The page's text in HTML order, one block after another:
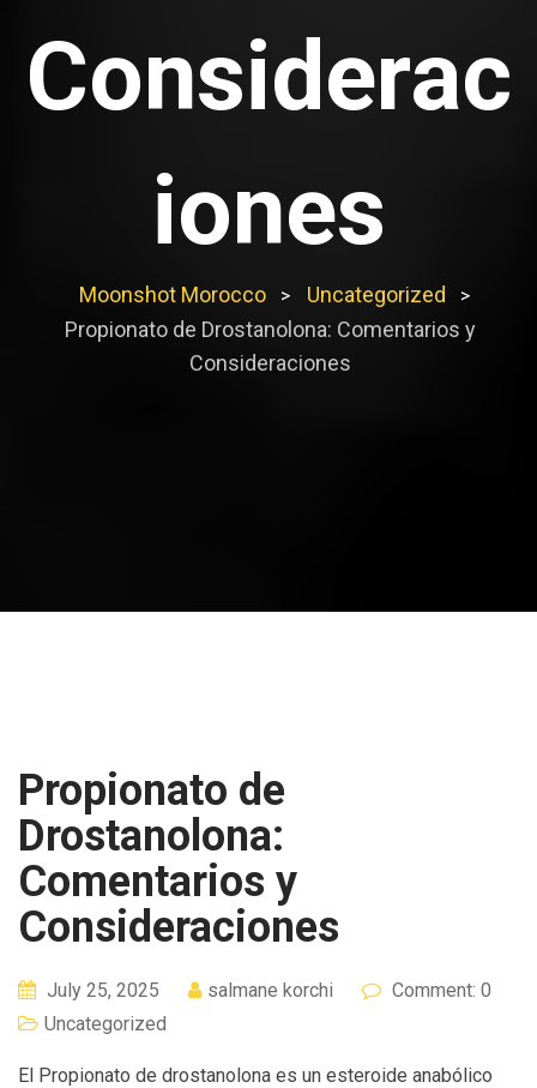
Considerac
iones
Moonshot Morocco > Uncategorized >
Propionato de Drostanolona: Comentarios y
Consideraciones
Propionato de
Drostanolona:
Comentarios y
Consideraciones
July 25, 2025 salmane korchi
Comment: 0
Uncategorized
El Propionato de drostanolona es un esteroide anabólico